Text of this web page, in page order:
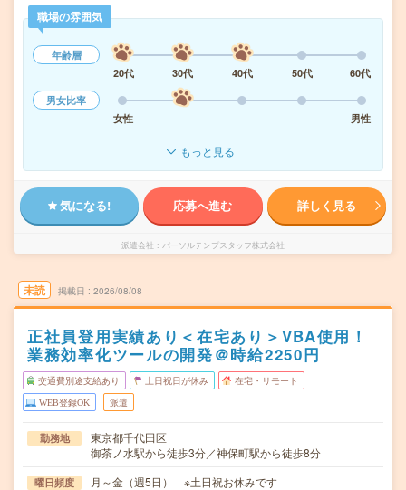
職場の雰囲気
年齢層
20代
30代 40代 50代
60代
男女比率
女性
男性
もっと見る
気になる! 応募へ進む 詳しく見る
派遣会社 パーソルテンプスタッフ株式会社
未読 掲載日 2026/08/08
正社員登用実績あり＜在宅あり＞VBA使用！
業務効率化ツールの開発＠時給2250円
交通費別途支給あり 土日祝日が休み 在宅・リモート
WEB登録OK 派遣
勤務地
東京都千代田区
御茶ノ水駅から徒歩3分／神保町駅から徒歩8分
曜日頻度 月～金（週5日） ※土日祝お休みです